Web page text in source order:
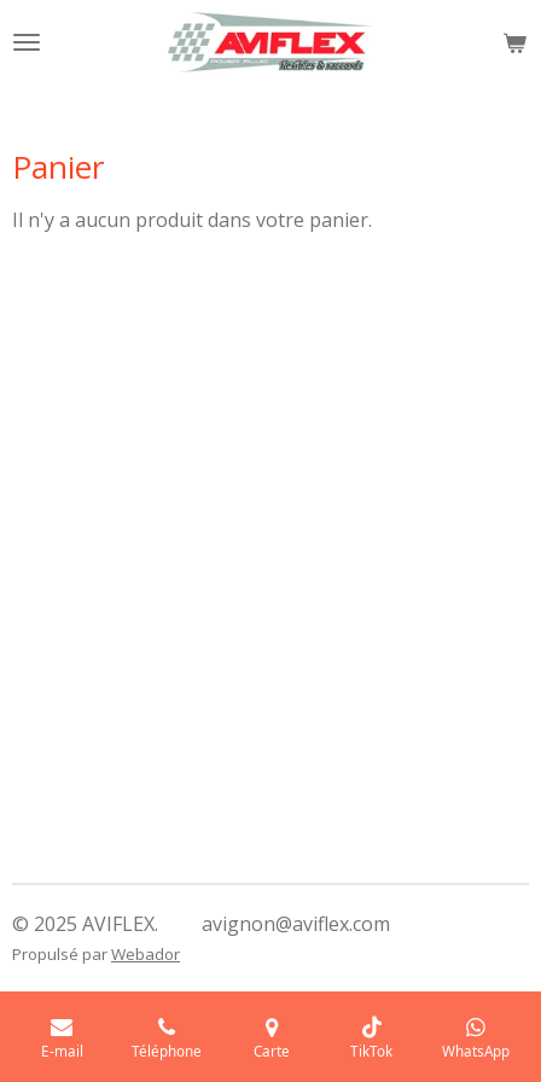
au
Panier
Il n'y a aucun produit dans votre panier.
© 2025 AVIFLEX. avignon@aviflex.com
Propulsé parWebador
E-mail Téléphone Carte TikTok WhatsApp